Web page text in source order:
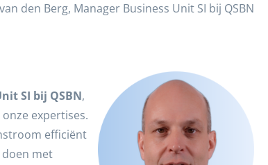
den Berg, Manager Business Unit SI bij QSBN
SI bij QSBN,
expertises.
efficiënt
met